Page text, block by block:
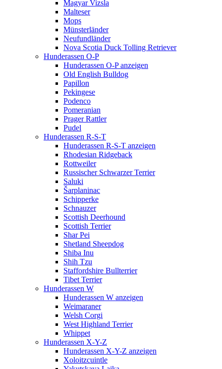
Magyar Vizsla
Malteser
Mops
Münsterländer
Neufundländer
Nova Scotia Duck Tolling Retriever
Hunderassen O-P
Hunderassen O-P anzeigen
Old English Bulldog
Papillon
Pekingese
Podenco
Pomeranian
Prager Rattler
Pudel
Hunderassen R-S-T
Hunderassen R-S-T anzeigen
Rhodesian Ridgeback
Rottweiler
Russischer Schwarzer Terrier
Saluki
Šarplaninac
Schipperke
Schnauzer
Scottish Deerhound
Scottish Terrier
Shar Pei
Shetland Sheepdog
Shiba Inu
Shih Tzu
Staffordshire Bullterrier
Tibet Terrier
Hunderassen W
Hunderassen W anzeigen
Weimaraner
Welsh Corgi
West Highland Terrier
Whippet
Hunderassen X-Y-Z
Hunderassen X-Y-Z anzeigen
Xoloitzcuintle